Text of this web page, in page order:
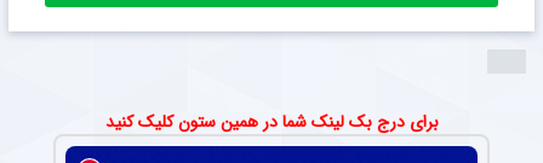
برای درج بک لینک شما در همین ستون کلیک کنید